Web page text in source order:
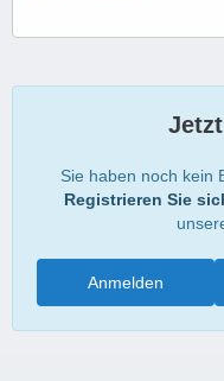
Sie haben noch kein
Registrieren Sie
Anmelden